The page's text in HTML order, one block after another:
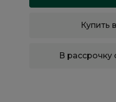
Купить
В рассрочку